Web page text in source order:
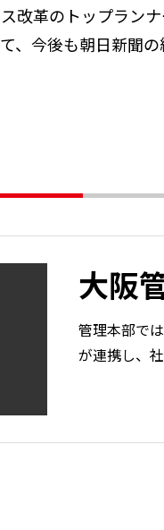
改革のトップラン
、今後も朝日新聞
大阪
管理本部で
が連携し、